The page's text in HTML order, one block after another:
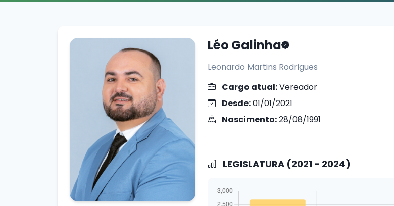
Léo Galinha
Leonardo Martins Rodrigues
Cargo atual:Vereador
Desde:01/01/2021
Nascimento:28/08/1991
LEGISLATURA (2021 - 2024)